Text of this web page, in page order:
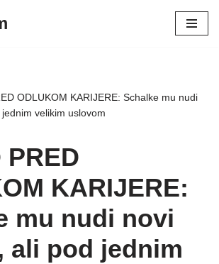
ODLUKOM KARIJERE: Schalke mu nudi
velikim uslovom
PRED
KARIJERE:
mu nudi novi
ali pod jednim